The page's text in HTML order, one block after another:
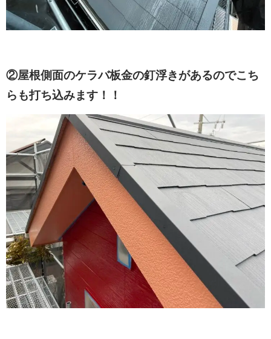
②屋根側面のケラバ板金の釘浮きがあるのでこち
らも打ち込みます！！